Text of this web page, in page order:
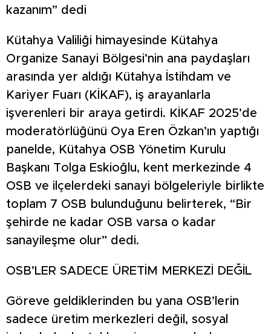
kazanım” dedi
Kütahya Valiliği himayesinde Kütahya
Organize Sanayi Bölgesi’nin ana paydaşları
arasında yer aldığı Kütahya İstihdam ve
Kariyer Fuarı (KİKAF), iş arayanlarla
işverenleri bir araya getirdi. KİKAF 2025’de
moderatörlüğünü Oya Eren Özkan’ın yaptığı
panelde, Kütahya OSB Yönetim Kurulu
Başkanı Tolga Eskioğlu, kent merkezinde 4
OSB ve ilçelerdeki sanayi bölgeleriyle birlikte
toplam 7 OSB bulunduğunu belirterek, “Bir
şehirde ne kadar OSB varsa o kadar
sanayileşme olur” dedi.
OSB’LER SADECE ÜRETİM MERKEZİ DEĞİL
Göreve geldiklerinden bu yana OSB’lerin
sadece üretim merkezleri değil, sosyal